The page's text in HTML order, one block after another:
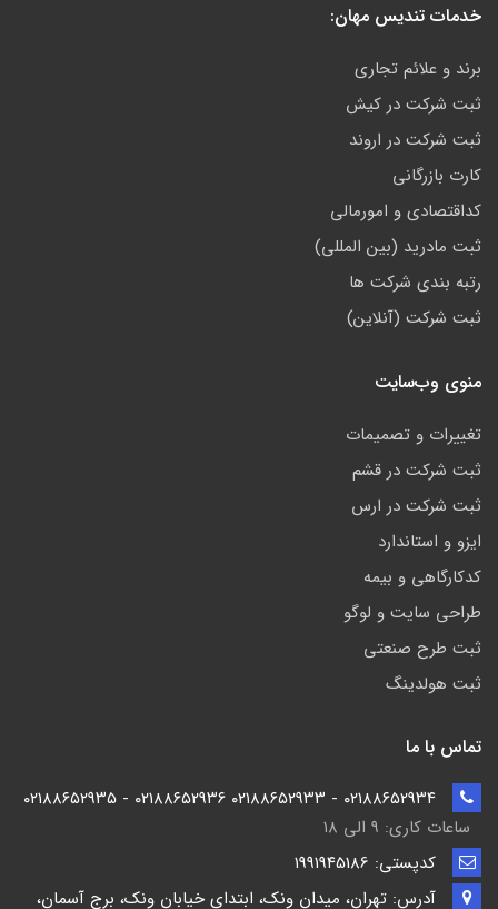
خدمات تندیس مهان:
برند و علائم تجاری
ثبت شرکت در کیش
ثبت شرکت در اروند
کارت بازرگانی
کداقتصادی و امورمالی
ثبت مادرید (بین المللی)
رتبه بندی شرکت ها
ثبت شرکت (آنلاین)
منوی وب‌سایت
تغییرات و تصمیمات
ثبت شرکت در قشم
ثبت شرکت در ارس
ایزو و استاندارد
کدکارگاهی و بیمه
طراحی سایت و لوگو
ثبت طرح صنعتی
ثبت هولدینگ
تماس با ما
ساعات کاری: ۹ الی ۱۸
کدپستی: ۱۹۹۱۹۴5186
آدرس: تهران، میدان ونک، ابتدای خیابان ونک، برج آسمان،